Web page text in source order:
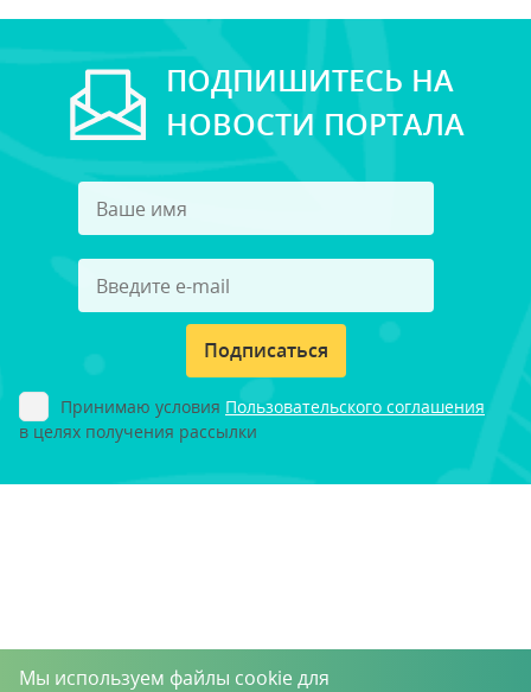
ПОДПИШИТЕСЬ НА
НОВОСТИ ПОРТАЛА
Подписаться
Принимаю условия Пользовательского соглашения
в целях получения рассылки
Мы используем файлы cookie для